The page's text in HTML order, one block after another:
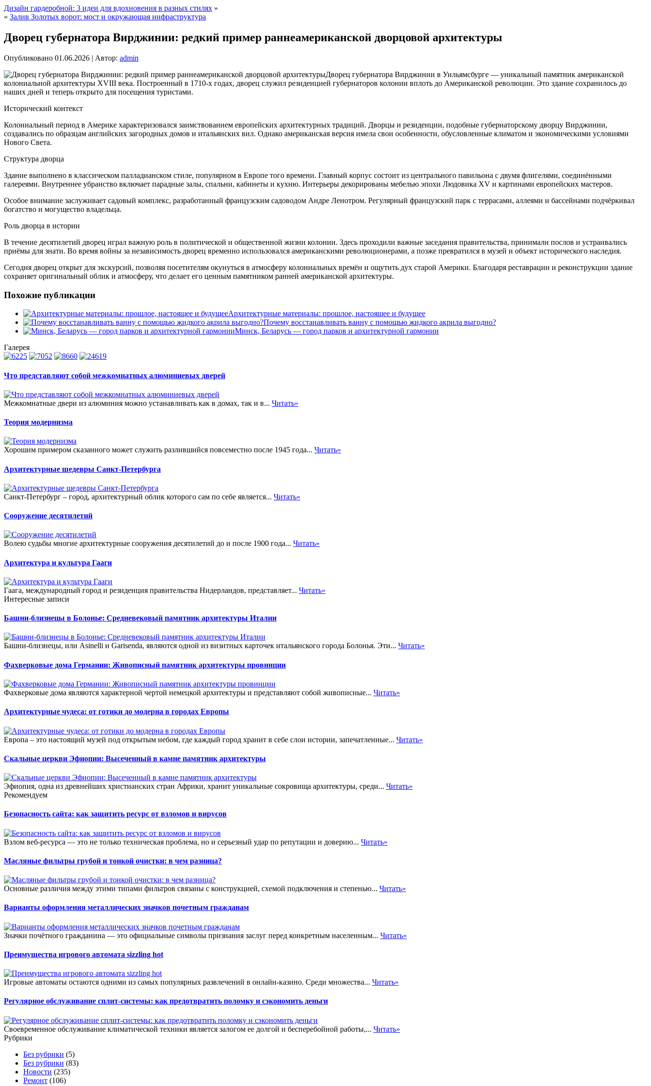
Дизайн гардеробной: 3 идеи для вдохновения в разных стилях »
« Залив Золотых ворот: мост и окружающая инфраструктура
Дворец губернатора Вирджинии: редкий пример раннеамериканской дворцовой архитектуры
Опубликовано 01.06.2026 | Автор: admin
Дворец губернатора Вирджинии в Уильямсбурге — уникальный памятник американской
колониальной архитектуры XVIII века. Построенный в 1710-х годах, дворец служил резиденцией губернаторов колонии вплоть до Американской революции. Это здание сохранилось до
наших дней и теперь открыто для посещения туристами.
Исторический контекст
Колониальный период в Америке характеризовался заимствованием европейских архитектурных традиций. Дворцы и резиденции, подобные губернаторскому дворцу Вирджинии,
создавались по образцам английских загородных домов и итальянских вил. Однако американская версия имела свои особенности, обусловленные климатом и экономическими условиями
Нового Света.
Структура дворца
Здание выполнено в классическом палладианском стиле, популярном в Европе того времени. Главный корпус состоит из центрального павильона с двумя флигелями, соединёнными
галереями. Внутреннее убранство включает парадные залы, спальни, кабинеты и кухню. Интерьеры декорированы мебелью эпохи Людовика XV и картинами европейских мастеров.
Особое внимание заслуживает садовый комплекс, разработанный французским садоводом Андре Ленотром. Регулярный французский парк с террасами, аллеями и бассейнами подчёркивал
богатство и могущество владельца.
Роль дворца в истории
В течение десятилетий дворец играл важную роль в политической и общественной жизни колонии. Здесь проходили важные заседания правительства, принимали послов и устраивались
приёмы для знати. Во время войны за независимость дворец временно использовался американскими революционерами, а позже превратился в музей и объект исторического наследия.
Сегодня дворец открыт для экскурсий, позволяя посетителям окунуться в атмосферу колониальных времён и ощутить дух старой Америки. Благодаря реставрации и реконструкции здание
сохраняет оригинальный облик и атмосферу, что делает его ценным памятником ранней американской архитектуры.
Похожие публикации
Архитектурные материалы: прошлое, настоящее и будущее
Почему восстанавливать ванну с помощью жидкого акрила выгодно?
Минск, Беларусь — город парков и архитектурной гармонии
Галерея
Что представляют собой межкомнатных алюминиевых дверей
Межкомнатные двери из алюминия можно устанавливать как в домах, так и в... Читать»
Теория модернизма
Хорошим примером сказанного может служить разлившийся повсеместно после 1945 года... Читать»
Архитектурные шедевры Санкт-Петербурга
Санкт-Петербург – город, архитектурный облик которого сам по себе является... Читать»
Сооружение десятилетий
Волею судьбы многие архитектурные сооружения десятилетий до и после 1900 года... Читать»
Архитектура и культура Гааги
Гаага, международный город и резиденция правительства Нидерландов, представляет... Читать»
Интересные записи
Башни-близнецы в Болонье: Средневековый памятник архитектуры Италии
Башни-близнецы, или Asinelli и Garisenda, являются одной из визитных карточек итальянского города Болонья. Эти... Читать»
Фахверковые дома Германии: Живописный памятник архитектуры провинции
Фахверковые дома являются характерной чертой немецкой архитектуры и представляют собой живописные... Читать»
Архитектурные чудеса: от готики до модерна в городах Европы
Европа – это настоящий музей под открытым небом, где каждый город хранит в себе слои истории, запечатленные... Читать»
Скальные церкви Эфиопии: Высеченный в камне памятник архитектуры
Эфиопия, одна из древнейших христианских стран Африки, хранит уникальные сокровища архитектуры, среди... Читать»
Рекомендуем
Безопасность сайта: как защитить ресурс от взломов и вирусов
Взлом веб-ресурса — это не только техническая проблема, но и серьезный удар по репутации и доверию... Читать»
Масляные фильтры грубой и тонкой очистки: в чем разница?
Основные различия между этими типами фильтров связаны с конструкцией, схемой подключения и степенью... Читать»
Варианты оформления металлических значков почетным гражданам
Значки почётного гражданина — это официальные символы признания заслуг перед конкретным населенным... Читать»
Преимущества игрового автомата sizzling hot
Игровые автоматы остаются одними из самых популярных развлечений в онлайн-казино. Среди множества... Читать»
Регулярное обслуживание сплит-системы: как предотвратить поломку и сэкономить деньги
Своевременное обслуживание климатической техники является залогом ее долгой и бесперебойной работы,... Читать»
Рубрики
Без рубрики (5)
Без рубрики (83)
Новости (235)
Ремонт (106)